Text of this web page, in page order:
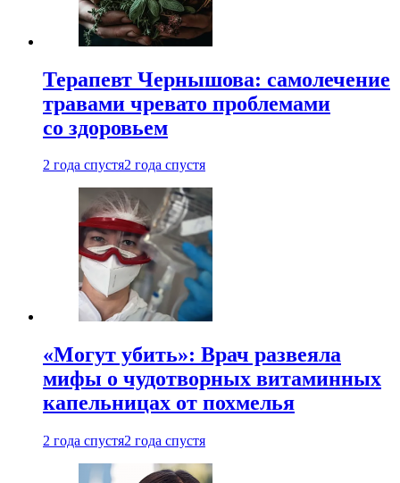
Терапевт Чернышова: самолечение
травами чревато проблемами
со здоровьем
2 года спустя2 года спустя
«Могут убить»: Врач развеяла
мифы о чудотворных витаминных
капельницах от похмелья
2 года спустя2 года спустя